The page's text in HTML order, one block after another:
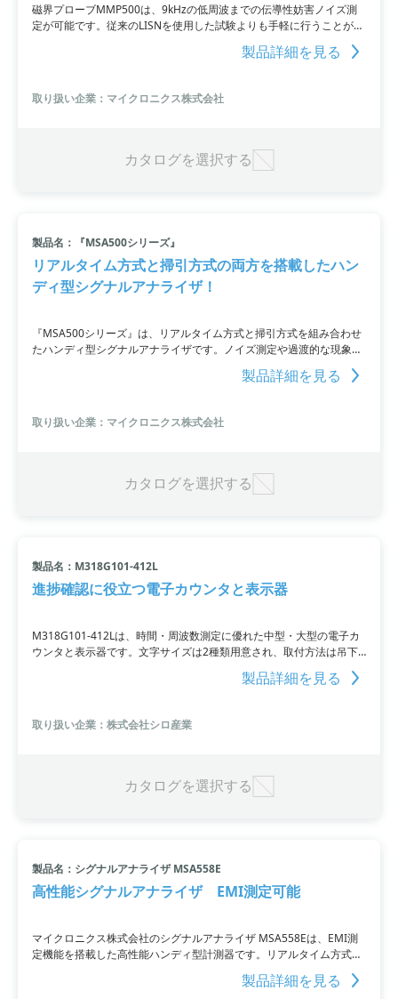
磁界プローブMMP500は、9kHzの低周波までの伝導性妨害ノイズ測
定が可能です。従来のLISNを使用した試験よりも手軽に行うことがで
き、ノイズ発生源の特定も可能となっています。MMP500は、地方独
立行政法人東京都立産業技術研究センターとの共同開発で生まれまし
製品詳細を見る
取り扱い企業：マイクロニクス株式会社
カタログを選択する
製品名：『MSA500シリーズ』
リアルタイム方式と掃引方式の両方を搭載したハン
ディ型シグナルアナライザ！
『MSA500シリーズ』は、リアルタイム方式と掃引方式を組み合わせ
たハンディ型シグナルアナライザです。ノイズ測定や過渡的な現象の
解析、広いスパンの観測に優れています。アナライザの能力を拡大す
るタイムドメイン解析や強力なトリガ機能、さらには多くの無線通信
作なども特長です。
製品詳細を見る
取り扱い企業：マイクロニクス株式会社
カタログを選択する
製品名：M318G101-412L
進捗確認に役立つ電子カウンタと表示器
M318G101-412Lは、時間・周波数測定に優れた中型・大型の電子カ
ウンタと表示器です。文字サイズは2種類用意され、取付方法は吊下
げまたは据え置き用ブラケットが付属します。さらに、M318G101と
M318G106の両方にはカウンタ/表示切替タイプが用意されていま
製品詳細を見る
取り扱い企業：株式会社シロ産業
カタログを選択する
製品名：シグナルアナライザ MSA558E
高性能シグナルアナライザ EMI測定可能
マイクロニクス株式会社のシグナルアナライザ MSA558Eは、EMI測
定機能を搭載した高性能ハンディ型計測器です。リアルタイム方式と
従来の掃引方式の両方を搭載しており、高速フーリエ変換によるリア
ルタイムな測定が可能。これにより、高速かつ正確な時間・周波数の
製品詳細を見る